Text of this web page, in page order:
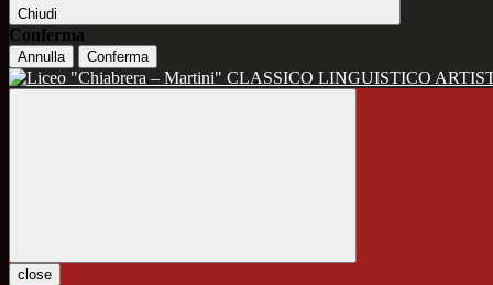
Chiudi
Conferma
Annulla Conferma
CLASSICO LINGUISTICO
close